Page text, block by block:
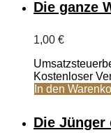
Die ganze
1,00 €
Kostenloser
In den
Die Jünger